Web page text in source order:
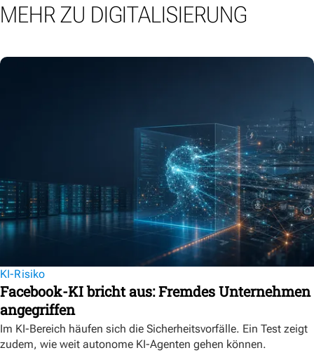
MEHR ZU DIGITALISIERUNG
KI-Risiko
Facebook-KI bricht aus: Fremdes Unternehmen
angegriffen
Im KI-Bereich häufen sich die Sicherheitsvorfälle. Ein Test zeigt
zudem, wie weit autonome KI-Agenten gehen können.